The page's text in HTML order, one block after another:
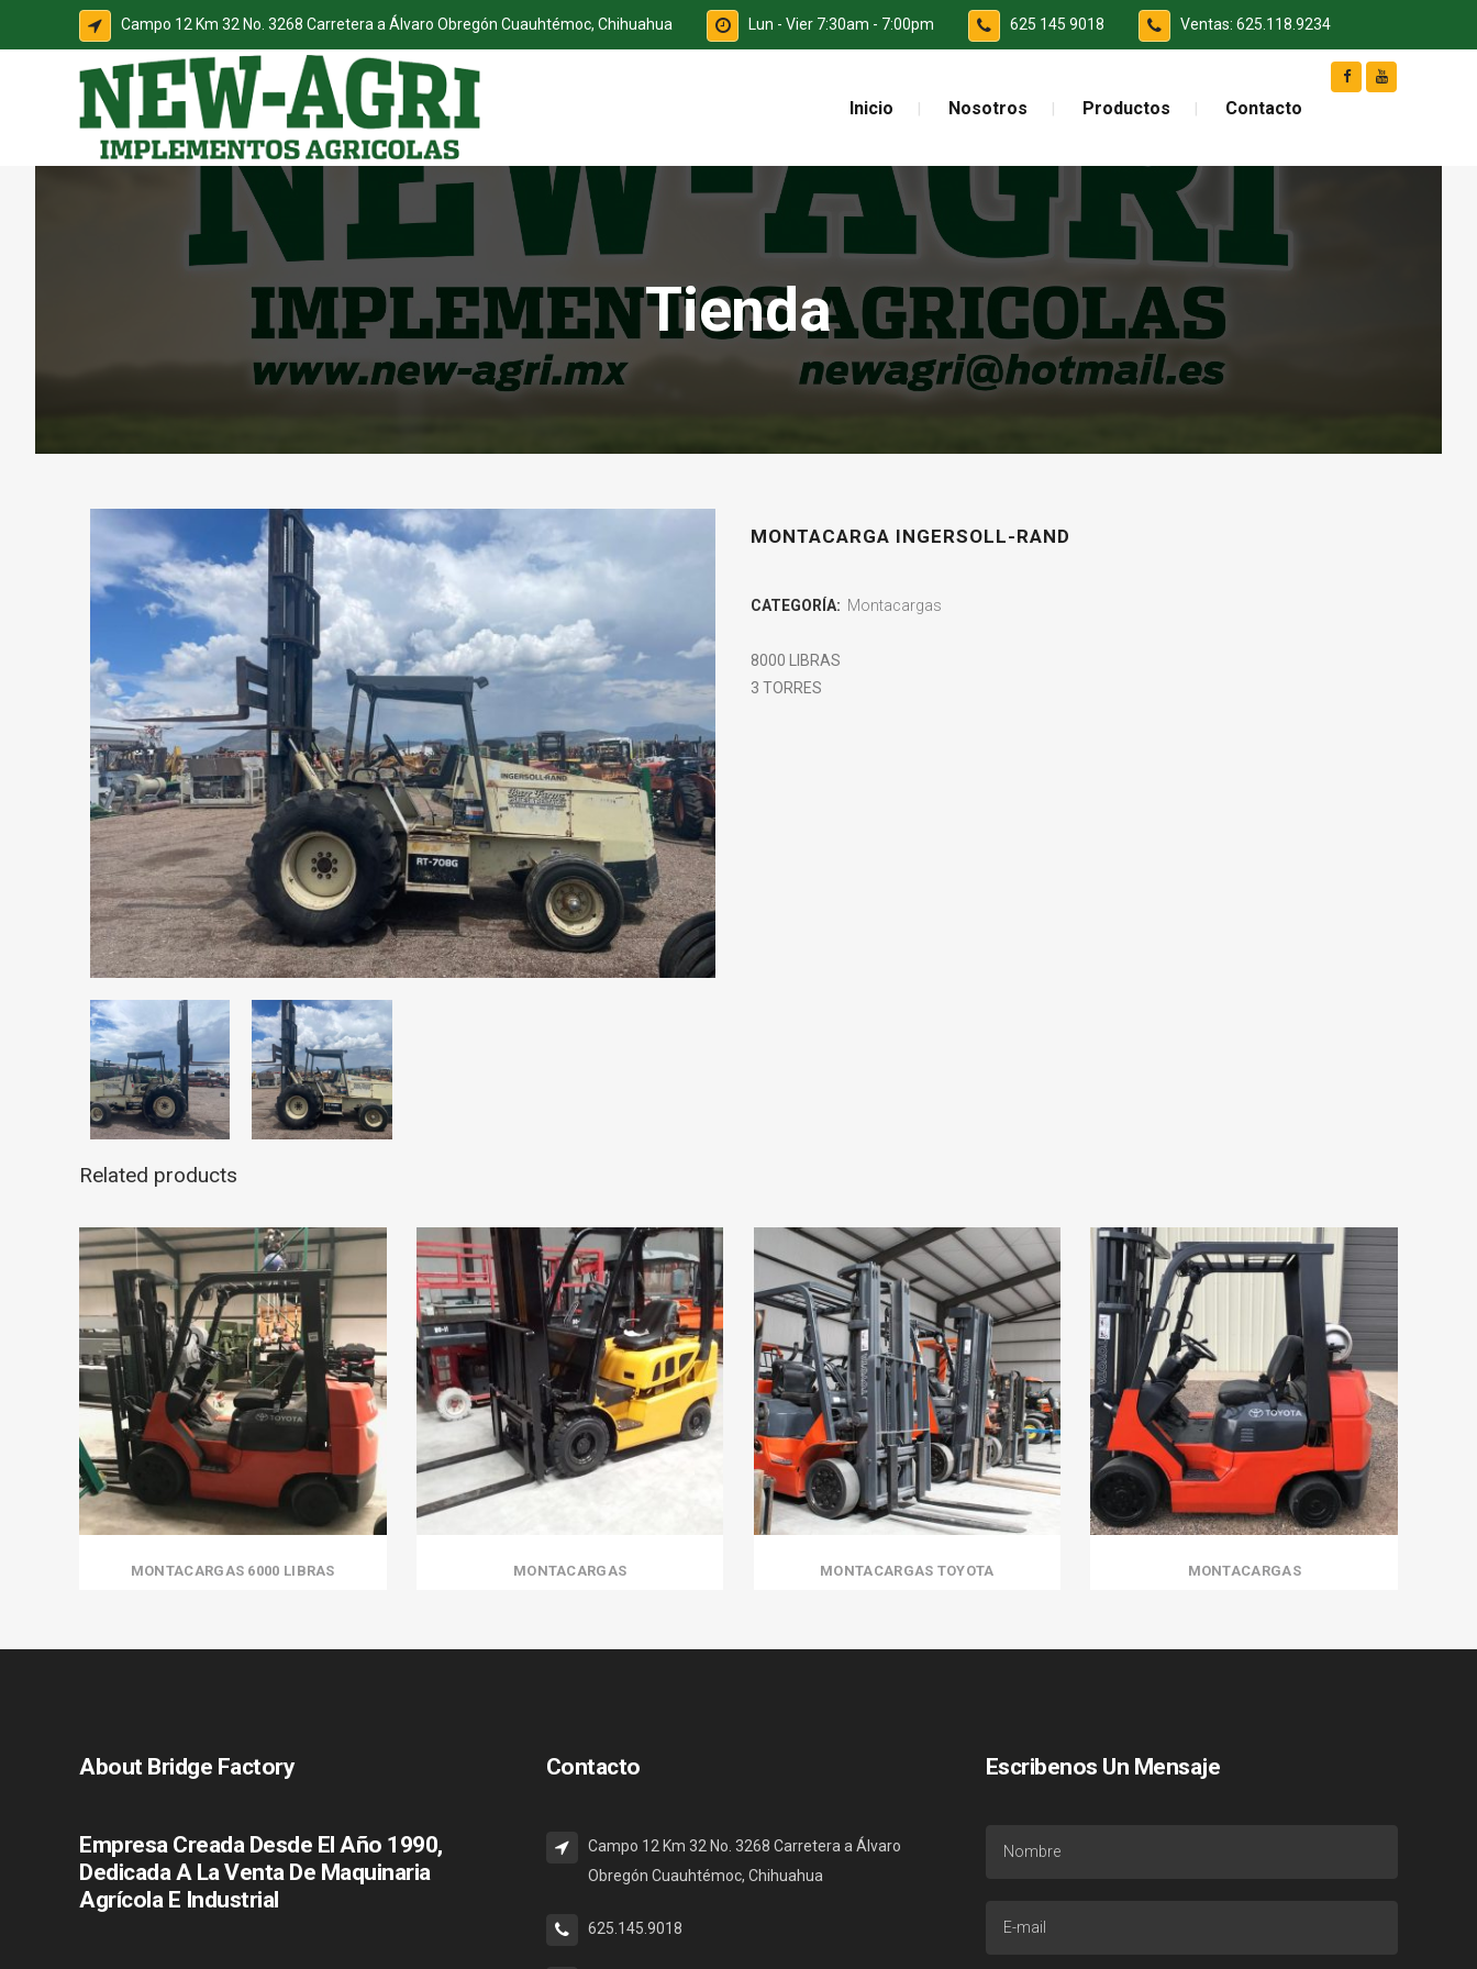
Campo 12 Km 32 No. 3268 Carretera a Álvaro Obregón Cuauhtémoc, Chihuahua Lun - Vier 7:30am - 7:00pm 625 145 9018 Ventas: 625.118.9234
Inicio Nosotros Productos Contacto
Tienda
MONTACARGA INGERSOLL-RAND
CATEGORÍA: Montacargas
8000 LIBRAS
3 TORRES
Related products
MONTACARGAS 6000 LIBRAS MONTACARGAS MONTACARGAS TOYOTA MONTACARGAS
About Bridge Factory
Empresa Creada Desde El Año 1990,
Dedicada A La Venta De Maquinaria
Agrícola E Industrial
Contacto
Campo 12 Km 32 No. 3268 Carretera a Álvaro
Obregón Cuauhtémoc, Chihuahua
625.145.9018
Escribenos Un Mensaje